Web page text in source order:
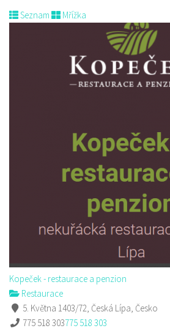
Seznam Mřížka
Kopeček - restaurace a penzion
Restaurace
5. Května 1403/72, Česká Lípa, Česko
775 518 303775 518 303